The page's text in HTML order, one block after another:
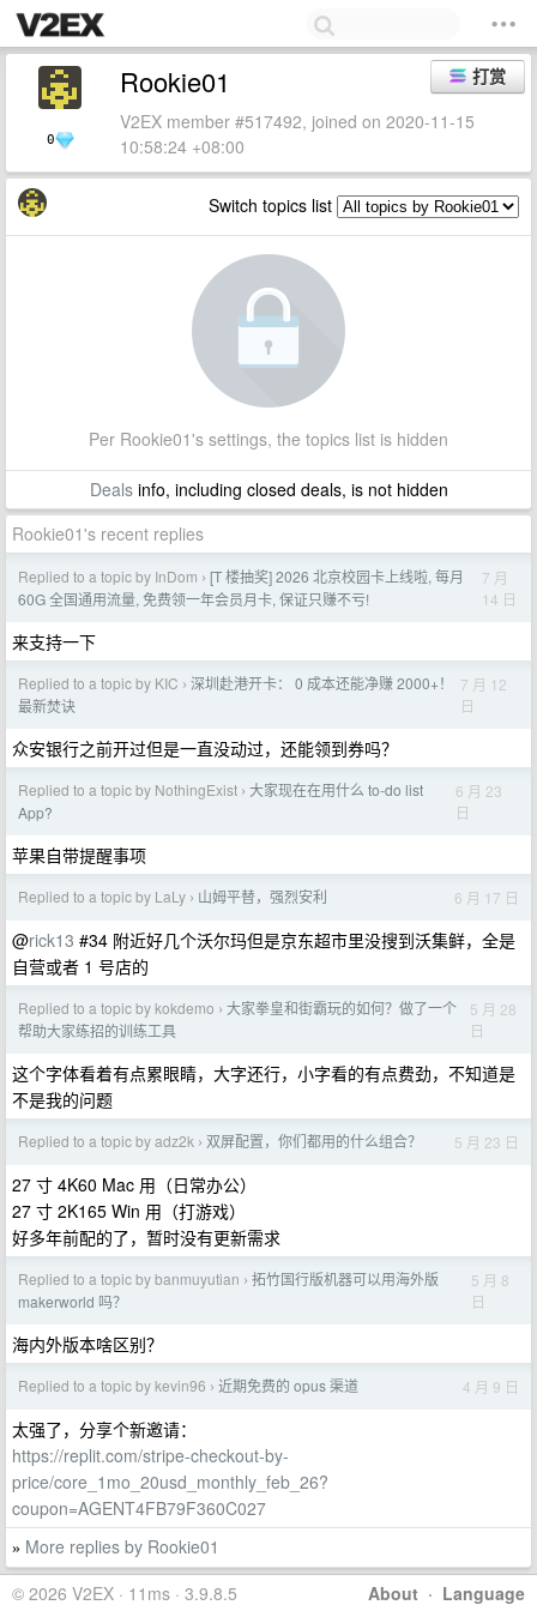
0
打赏
Rookie01
V2EX member #517492, joined on 2020-11-15
10:58:24 +08:00
Switch topics list
Per Rookie01's settings, the topics list is hidden
Dealsinfo, including closed deals, is not hidden
Rookie01's recent replies
Replied to a topic by InDom › [T 楼抽奖] 2026 北京校园卡上线啦, 每月
60G 全国通用流量, 免费领一年会员月卡, 保证只赚不亏!
7 月
14 日
来支持一下
Replied to a topic by KIC › 深圳赴港开卡： 0 成本还能净赚 2000+！
最新焚诀
7 月 12
日
众安银行之前开过但是一直没动过，还能领到券吗？
Replied to a topic by NothingExist › 大家现在在用什么 to-do list
App?
6 月 23
日
苹果自带提醒事项
Replied to a topic by LaLy › 山姆平替，强烈安利 6 月 17 日
@rick13 #34 附近好几个沃尔玛但是京东超市里没搜到沃集鲜，全是
自营或者 1 号店的
Replied to a topic by kokdemo › 大家拳皇和街霸玩的如何？做了一个
帮助大家练招的训练工具
5 月 28
日
这个字体看着有点累眼睛，大字还行，小字看的有点费劲，不知道是
不是我的问题
Replied to a topic by adz2k › 双屏配置，你们都用的什么组合？ 5 月 23 日
27 寸 4K60 Mac 用（日常办公）
27 寸 2K165 Win 用（打游戏）
好多年前配的了，暂时没有更新需求
Replied to a topic by banmuyutian › 拓竹国行版机器可以用海外版
makerworld 吗？
5 月 8
日
海内外版本啥区别？
Replied to a topic by kevin96 › 近期免费的 opus 渠道 4 月 9 日
太强了，分享个新邀请：
https://replit.com/stripe-checkout-by-
price/core_1mo_20usd_monthly_feb_26?
coupon=AGENT4FB79F360C027
» More replies by Rookie01
About · Language
© 2026 V2EX · 11ms · 3.9.8.5